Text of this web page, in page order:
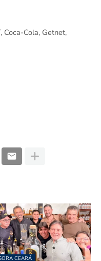
Coca-Cola, Getnet,
CEARÁ